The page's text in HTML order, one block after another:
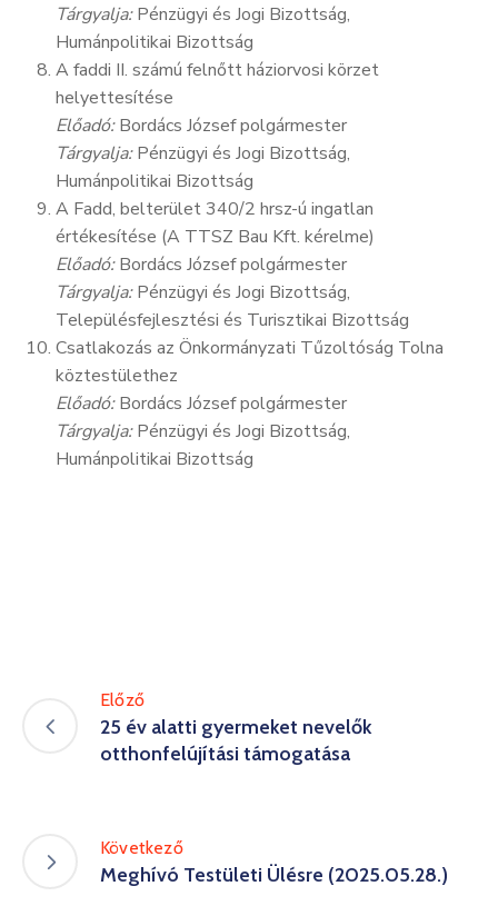
Tárgyalja:Pénzügyi és Jogi Bizottság,
Humánpolitikai Bizottság
A faddi II. számú felnőtt háziorvosi körzet
helyettesítése
Előadó:Bordács József polgármester
Tárgyalja:Pénzügyi és Jogi Bizottság,
Humánpolitikai Bizottság
A Fadd, belterület 340/2 hrsz-ú ingatlan
értékesítése (A TTSZ Bau Kft. kérelme)
Előadó:Bordács József polgármester
Tárgyalja:Pénzügyi és Jogi Bizottság,
Településfejlesztési és Turisztikai Bizottság
Csatlakozás az Önkormányzati Tűzoltóság Tolna
köztestülethez
Előadó:Bordács József polgármester
Tárgyalja:Pénzügyi és Jogi Bizottság,
Humánpolitikai Bizottság
Előző
25 év alatti gyermeket nevelők
otthonfelújítási támogatása
Következő
Meghívó Testületi Ülésre (2025.05.28.)